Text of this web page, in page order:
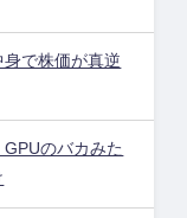
で株価が真逆
のバカみた